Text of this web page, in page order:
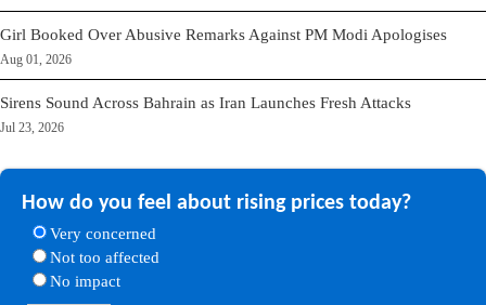
Girl Booked Over Abusive Remarks Against PM Modi Apologises
Aug 01, 2026
Sirens Sound Across Bahrain as Iran Launches Fresh Attacks
Jul 23, 2026
How do you feel about rising prices today?
Very concerned
Not too affected
No impact